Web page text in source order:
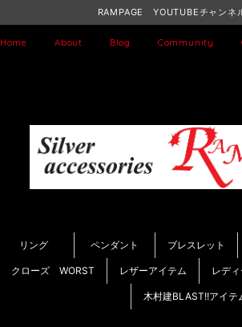
RAMPAGE YOUTUBEチャンネ
Home About Blog Community
リング ペンダント ブレスレット
クローズ WORST レザーアイテム レデ
木村建BLAST!!アイテ